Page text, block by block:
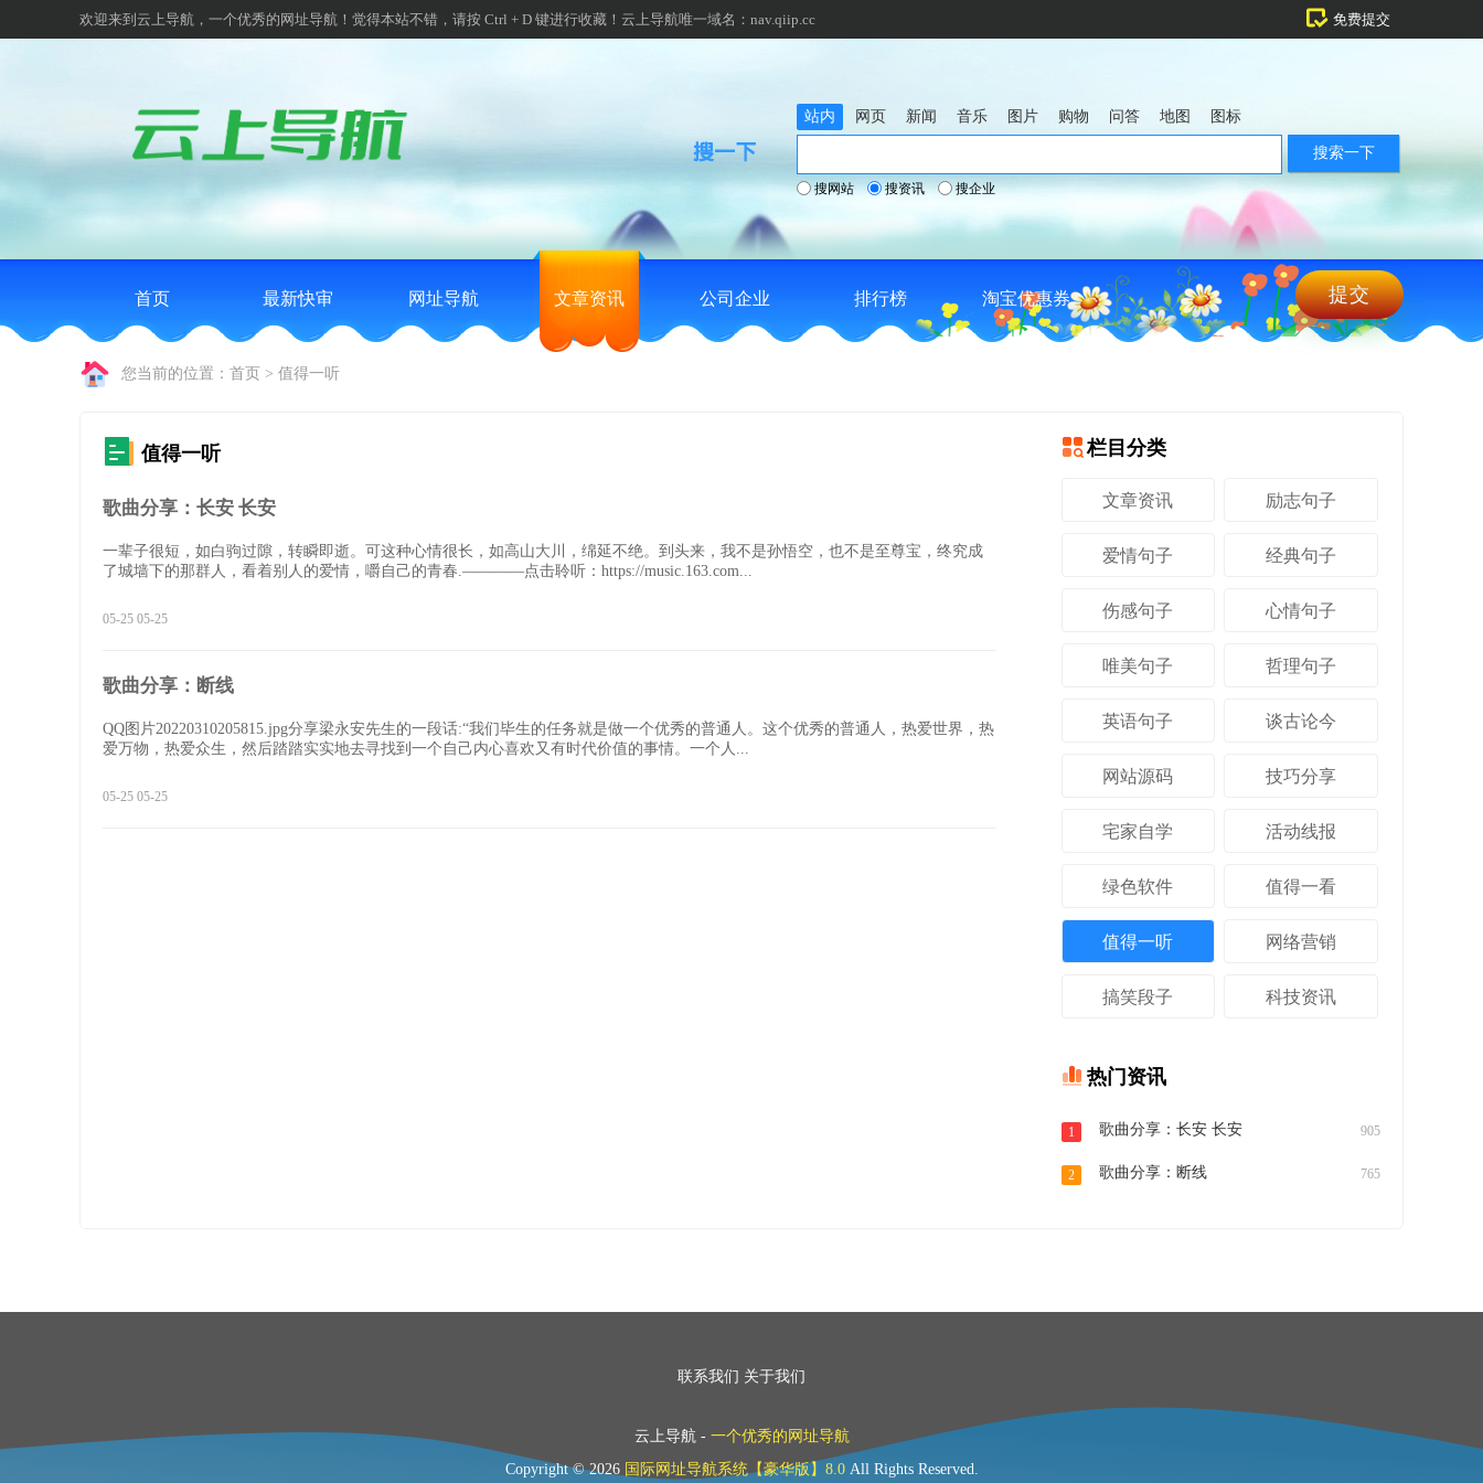
欢迎来到云上导航，一个优秀的网址导航！觉得本站不错，请按 Ctrl + D 键进行收藏！ 云上导航唯一域名： nav.qiip.cc 免费提交
站内 网页 新闻 音乐 图片 购物 问答 地图 图标
搜网站 搜资讯 搜企业
首页 最新快审 网址导航 文章资讯 公司企业 排行榜 淘宝优惠券 提交
您当前的位置： 首页 > 值得一听
值得一听
歌曲分享：长安 长安
一辈子很短，如白驹过隙，转瞬即逝。可这种心情很长，如高山大川，绵延不绝。到头来，我不是孙悟空，也不是至尊宝，终究成
了城墙下的那群人，看着别人的爱情，嚼自己的青春.————点击聆听：https://music.163.com...
05-25 05-25
歌曲分享：断线
QQ图片20220310205815.jpg分享梁永安先生的一段话:“我们毕生的任务就是做一个优秀的普通人。这个优秀的普通人，热爱世界，热
爱万物，热爱众生，然后踏踏实实地去寻找到一个自己内心喜欢又有时代价值的事情。一个人...
05-25 05-25
栏目分类
文章资讯 励志句子
爱情句子 经典句子
伤感句子 心情句子
唯美句子 哲理句子
英语句子 谈古论今
网站源码 技巧分享
宅家自学 活动线报
绿色软件 值得一看
值得一听 网络营销
搞笑段子 科技资讯
热门资讯
1 歌曲分享：长安 长安 905
2 歌曲分享：断线 765
联系我们 关于我们
云上导航 - 一个优秀的网址导航
Copyright © 2026 国际网址导航系统【豪华版】8.0All Rights Reserved.